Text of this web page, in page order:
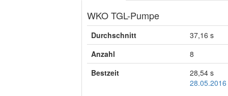
WKO TGL-Pumpe
Durchschnitt
37,16 s
Anzahl
8
Bestzeit
28,54 s